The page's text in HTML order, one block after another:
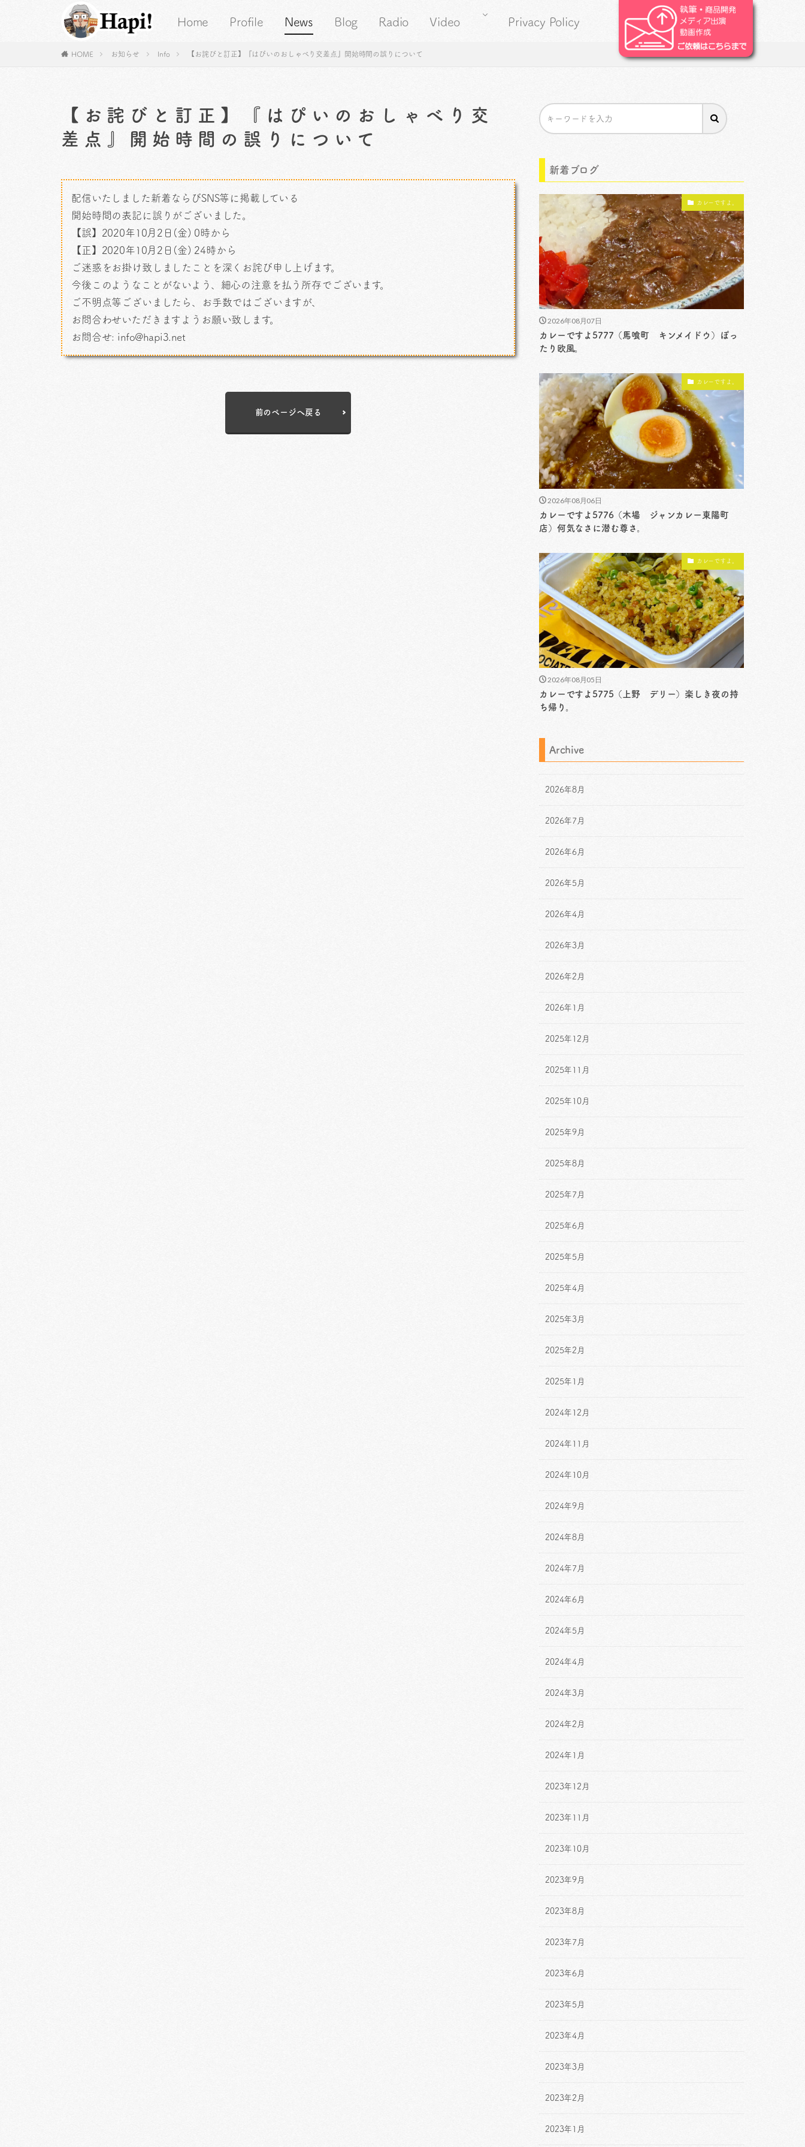
Home Profile News Blog Radio Video Privacy Policy
HOME お知らせ Info 【お詫びと訂正】『はぴいのおしゃべり交差点』開始時間の誤りについて
【お詫びと訂正】『はぴいのおしゃべり交
差点』開始時間の誤りについて
配信いたしました新着ならびSNS等に掲載している
開始時間の表記に誤りがございました。
【誤】2020年10月2日(金) 0時から
【正】2020年10月2日(金) 24時から
ご迷惑をお掛け致しましたことを深くお詫び申し上げます。
今後このようなことがないよう、細心の注意を払う所存でございます。
ご不明点等ございましたら、お手数ではございますが、
お問合わせいただきますようお願い致します。
お問合せ: info@hapi3.net
前のページへ戻る
新着ブログ
カレーですよ。
2026年08月07日
カレーですよ5777（馬喰町 キンメイドウ）ぽっ
たり欧風。
カレーですよ。
2026年08月06日
カレーですよ5776（木場 ジャンカレー東陽町
店）何気なさに潜む尊さ。
カレーですよ。
2026年08月05日
カレーですよ5775（上野 デリー）楽しき夜の持
ち帰り。
Archive
2026年8月
2026年7月
2026年6月
2026年5月
2026年4月
2026年3月
2026年2月
2026年1月
2025年12月
2025年11月
2025年10月
2025年9月
2025年8月
2025年7月
2025年6月
2025年5月
2025年4月
2025年3月
2025年2月
2025年1月
2024年12月
2024年11月
2024年10月
2024年9月
2024年8月
2024年7月
2024年6月
2024年5月
2024年4月
2024年3月
2024年2月
2024年1月
2023年12月
2023年11月
2023年10月
2023年9月
2023年8月
2023年7月
2023年6月
2023年5月
2023年4月
2023年3月
2023年2月
2023年1月